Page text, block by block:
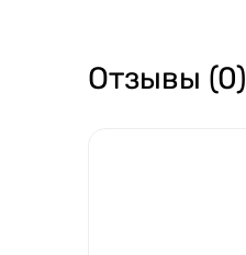
Отзывы (0)